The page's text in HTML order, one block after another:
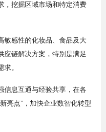
，挖掘区域市场和特定消费
感性的化妆品、食品及大
应链解决方案，特别是满足
。
息互通与经验共享，在各
亮点”，加快企业数智化转型